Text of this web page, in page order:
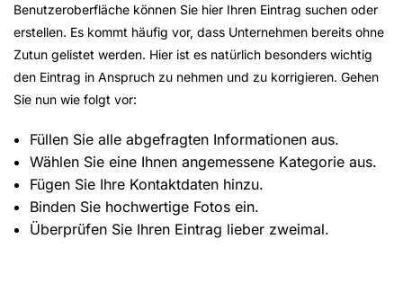
Benutzeroberfläche können Sie hier Ihren Eintrag suchen oder
erstellen. Es kommt häufig vor, dass Unternehmen bereits ohne
Zutun gelistet werden. Hier ist es natürlich besonders wichtig
den Eintrag in Anspruch zu nehmen und zu korrigieren. Gehen
Sie nun wie folgt vor:
Füllen Sie alle abgefragten Informationen aus.
Wählen Sie eine Ihnen angemessene Kategorie aus.
Fügen Sie Ihre Kontaktdaten hinzu.
Binden Sie hochwertige Fotos ein.
Überprüfen Sie Ihren Eintrag lieber zweimal.